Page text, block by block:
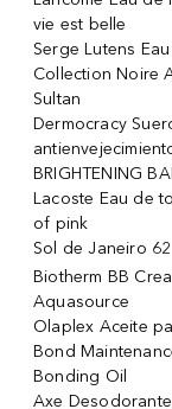
vie est belle
Serge Lutens
Collection Noire
Sultan
Dermocracy
BRIGHTENING
Lacoste Eau de
of pink
Sol de Janeiro 62
Biotherm BB
Aquasource
Olaplex Aceite
Bond
Bonding Oil
Axe